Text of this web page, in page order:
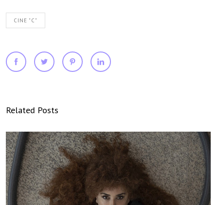
CINE "C"
Related Posts